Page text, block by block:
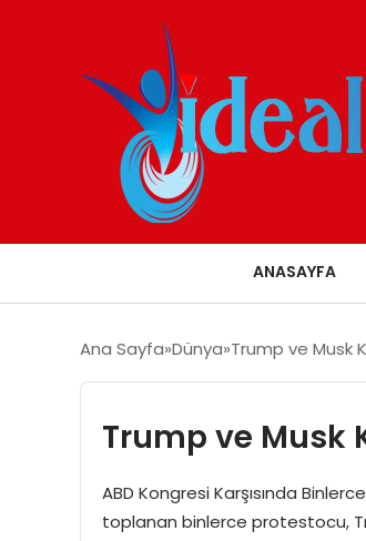
ANASAYFA
Ana Sayfa Dünya Trump ve Musk
Trump ve Musk
ABD Kongresi Karşısında
toplanan binlerce protestocu,